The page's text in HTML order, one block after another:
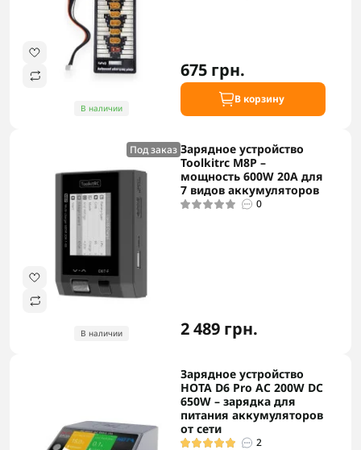
В наличии
675 грн.
В корзину
Под заказ
В наличии
Зарядное устройство
Toolkitrc M8P –
мощность 600W 20A для
7 видов аккумуляторов
0
2 489 грн.
Зарядное устройство
HOTA D6 Pro AC 200W DC
650W – зарядка для
питания аккумуляторов
от сети
2